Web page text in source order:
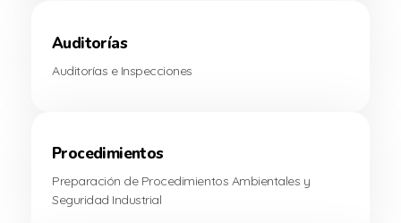
Auditorías
Auditorías e Inspecciones
Procedimientos
Preparación de Procedimientos Ambientales y
Seguridad Industrial